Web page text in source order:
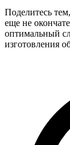
Поделитесь
еще не
оптимальный
изготовления